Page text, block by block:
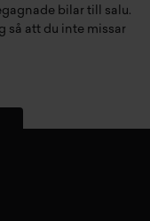
bilar till salu.
så att du inte missar